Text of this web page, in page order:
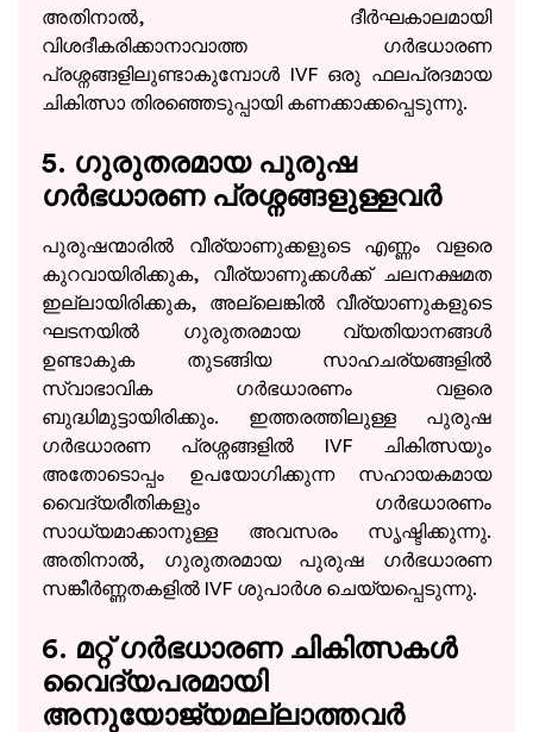
അതിനാൽ, ദീർഘകാലമായി
വിശദീകരിക്കാനാവാത്ത ഗർഭധാരണ
പ്രശ്നങ്ങളിലുണ്ടാകുമ്പോൾ IVF ഒരു ഫലപ്രദമായ
ചികിത്സാ തിരഞ്ഞെടുപ്പായി കണക്കാക്കപ്പെടുന്നു.
5. ഗുരുതരമായ പുരുഷ
ഗർഭധാരണ പ്രശ്നങ്ങളുള്ളവർ
പുരുഷന്മാരിൽ വീര്യാണുക്കളുടെ എണ്ണം വളരെ
കുറവായിരിക്കുക, വീര്യാണുക്കൾക്ക് ചലനക്ഷമത
ഇല്ലായിരിക്കുക, അല്ലെങ്കിൽ വീര്യാണുകളുടെ
ഘടനയിൽ ഗുരുതരമായ വ്യതിയാനങ്ങൾ
ഉണ്ടാകുക തുടങ്ങിയ സാഹചര്യങ്ങളിൽ
സ്വാഭാവിക ഗർഭധാരണം വളരെ
ബുദ്ധിമുട്ടായിരിക്കും. ഇത്തരത്തിലുള്ള പുരുഷ
ഗർഭധാരണ പ്രശ്നങ്ങളിൽ IVF ചികിത്സയും
അതോടൊപ്പം ഉപയോഗിക്കുന്ന സഹായകമായ
വൈദ്യരീതികളും ഗർഭധാരണം
സാധ്യമാക്കാനുള്ള അവസരം സൃഷ്ടിക്കുന്നു.
അതിനാൽ, ഗുരുതരമായ പുരുഷ ഗർഭധാരണ
സങ്കീർണ്ണതകളിൽ IVF ശുപാർശ ചെയ്യപ്പെടുന്നു.
6. മറ്റ് ഗർഭധാരണ ചികിത്സകൾ
വൈദ്യപരമായി
അനുയോജ്യമല്ലാത്തവർ